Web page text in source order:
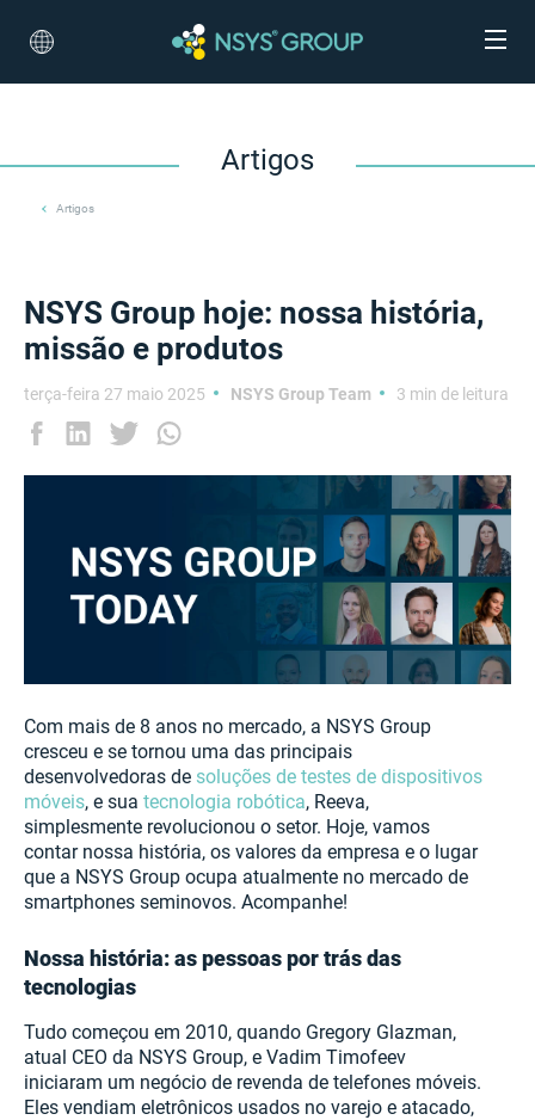
Artigos
Artigos
NSYS Group hoje: nossa história,
missão e produtos
terça-feira 27 maio 2025 NSYS Group Team 3 min de leitura
Com mais de 8 anos no mercado, a NSYS Group
cresceu e se tornou uma das principais
desenvolvedoras de soluções de testes de dispositivos
móveis, e sua tecnologia robótica, Reeva,
simplesmente revolucionou o setor. Hoje, vamos
contar nossa história, os valores da empresa e o lugar
que a NSYS Group ocupa atualmente no mercado de
smartphones seminovos. Acompanhe!
Nossa história: as pessoas por trás das
tecnologias
Tudo começou em 2010, quando Gregory Glazman,
atual CEO da NSYS Group, e Vadim Timofeev
iniciaram um negócio de revenda de telefones móveis.
Eles vendiam eletrônicos usados no varejo e atacado,